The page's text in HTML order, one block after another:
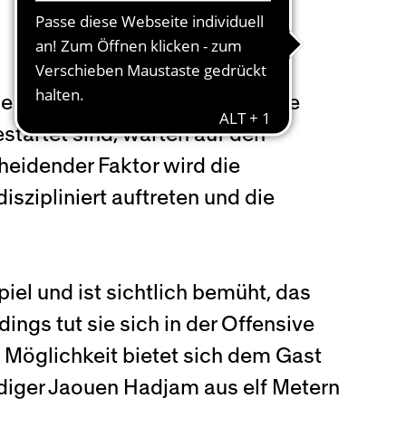
in den Zürcher Letzigrund. Die
sind, warten auf den
Faktor wird die
auftreten und die
und ist sichtlich bemüht, das
tut sie sich in der Offensive
bietet sich dem Gast
Jaouen Hadjam aus elf Metern